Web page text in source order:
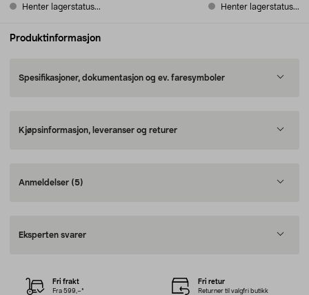
Henter lagerstatus... Henter lagerstatus...
Produktinformasjon
Spesifikasjoner, dokumentasjon og ev. faresymboler
Kjøpsinformasjon, leveranser og returer
Anmeldelser (5)
Eksperten svarer
Fri frakt
Fra 599,–*
Fri retur
Returner til valgfri butikk